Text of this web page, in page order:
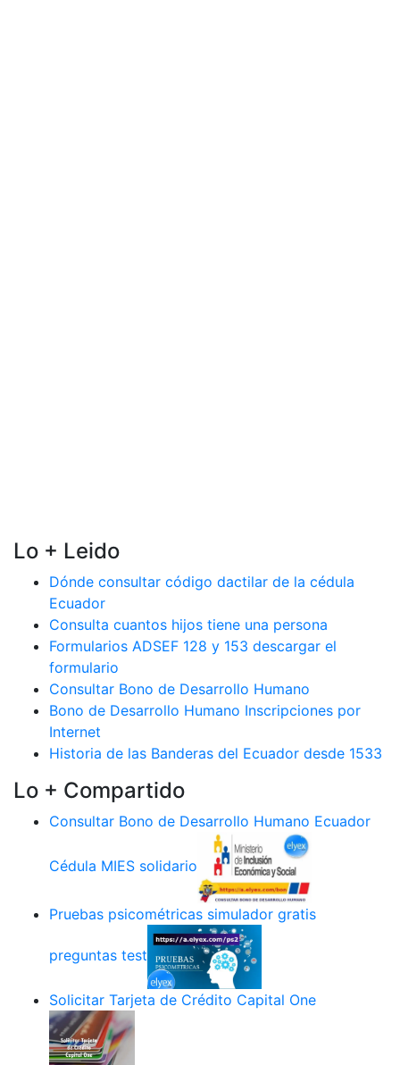
Lo + Leido
Dónde consultar código dactilar de la cédula
Ecuador
Consulta cuantos hijos tiene una persona
Formularios ADSEF 128 y 153 descargar el
formulario
Consultar Bono de Desarrollo Humano
Bono de Desarrollo Humano Inscripciones por
Internet
Historia de las Banderas del Ecuador desde 1533
Lo + Compartido
Consultar Bono de Desarrollo Humano Ecuador
Cédula MIES solidario
Pruebas psicométricas simulador gratis
preguntas test
Solicitar Tarjeta de Crédito Capital One